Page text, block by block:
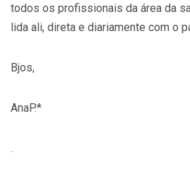
todos os profissionais da área da
lida ali, direta e diariamente com o
Bjos,
AnaP.*
.